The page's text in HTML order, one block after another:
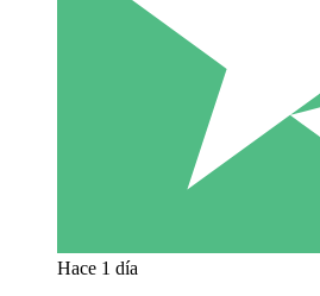
Hace 1 día